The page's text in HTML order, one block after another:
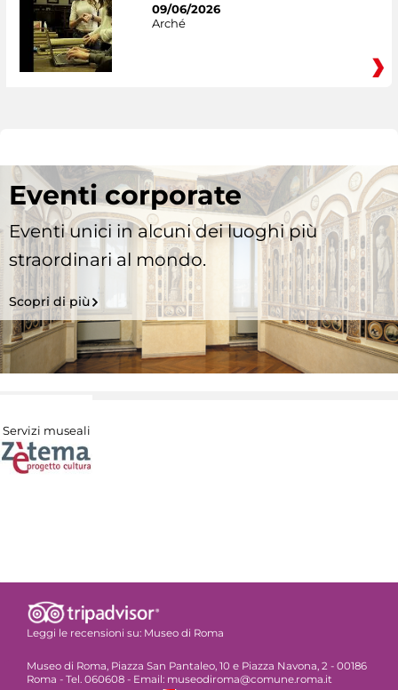
09/06/2026
Arché
Eventi corporate
Eventi unici in alcuni dei luoghi più
straordinari al mondo.
Scopri di più
Servizi museali
Leggi le recensioni su: Museo di Roma
Museo di Roma, Piazza San Pantaleo, 10 e Piazza Navona, 2 - 00186
Roma - Tel. 060608 - Email: museodiroma@comune.roma.it